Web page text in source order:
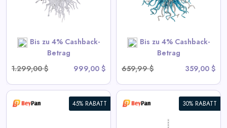
Bis zu 4% Cashback-
Betrag
1.299,00 $
999,00 $
Bis zu 4% Cashback-
Betrag
659,99 $
359,00 $
View All BeyPan Deals
SHOP NOW
45% RABATT 30% RABATT